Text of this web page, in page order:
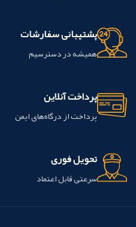
پشتیبانی سفارشات
همیشه در دسترسیم
پرداخت آنلاین
پرداخت از درگاه‌های ایمن
تحویل فوری
سرعتی قابل اعتماد